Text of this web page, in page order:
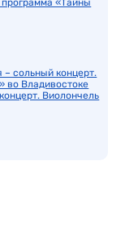
«Тайны
Виолончель